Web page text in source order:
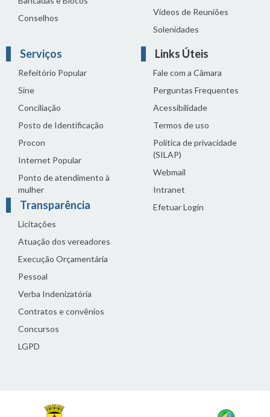
Conselhos
Vídeos de Reuniões
Solenidades
Serviços
Refeitório Popular
Sine
Conciliação
Posto de Identificação
Procon
Internet Popular
Ponto de atendimento à
mulher
Transparência
Licitações
Atuação dos vereadores
Execução Orçamentária
Pessoal
Verba Indenizatória
Contratos e convênios
Concursos
LGPD
Links Úteis
Fale com a Câmara
Perguntas Frequentes
Acessibilidade
Termos de uso
Política de privacidade
(SILAP)
Webmail
Intranet
Efetuar Login